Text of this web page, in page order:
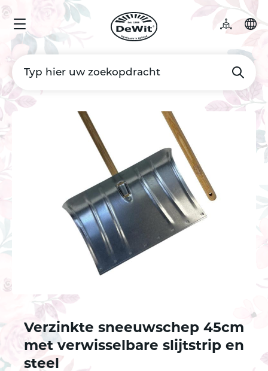
Verzinkte sneeuwschep 45cm
met verwisselbare slijtstrip en
steel